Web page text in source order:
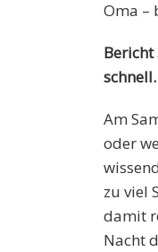
Oma –
Am
oder
zu viel
damit
Nacht